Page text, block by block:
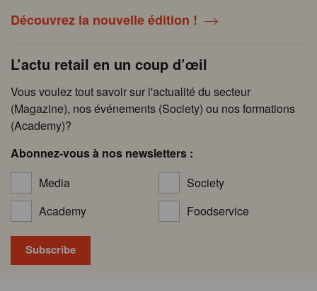
Découvrez la nouvelle édition !
L’actu retail en un coup d’œil
Vous voulez tout savoir sur l'actualité du secteur
(Magazine), nos événements (Society) ou nos formations
(Academy)?
Abonnez-vous à nos newsletters :
Media
Society
Academy
Foodservice